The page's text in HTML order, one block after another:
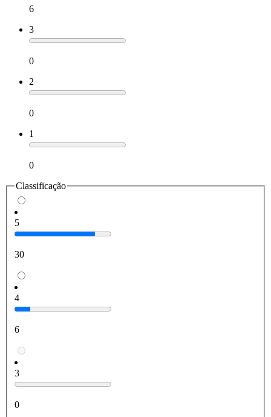
6
3
0
2
0
1
0
Classificação
5
30
4
6
3
0